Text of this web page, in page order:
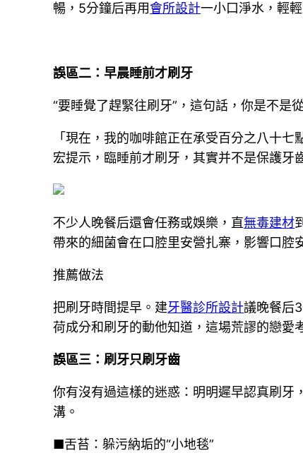
暢，5分鐘后再用會所設計一小口淨水，輕
誤區二：早晨睡前才刷牙
“要睡覺了趕緊往刷牙”，這句話，你是不是
「現在，我的咖啡館正在承受百分之八十
宏提示，臨睡前才刷牙，其實并不是保護牙
不少人晚餐后還會任務或娛樂，直無毒建材
帶來的細菌會在口腔里安營扎寨，影響口腔
推薦做法
把刷牙時間提早。建牙醫診所設計議晚餐后
荷成分和刷牙的動他知道，這場荒謬的戀愛
誤區三：刷牙只刷牙齒
你有沒有過這樣的迷惑：明明遲早認真刷
溝。
■舌苔：躲污納垢的“小地毯”